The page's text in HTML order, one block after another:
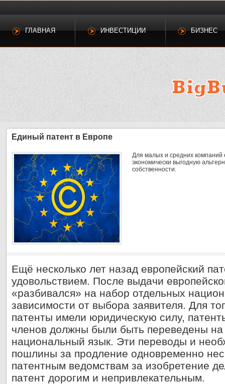
ГЛАВНАЯ ИНВЕСТИЦИИ БИЗНЕС
Единый патент в Европе
Для малых и средних компаний
экономически выгодную
собственности.
Ещё несколько лет назад европейский
удовольствием. После выдачи
«разбивался» на набор отдельных
зависимости от выбора заявителя. Для
патенты имели юридическую силу,
членов должны были быть переведены
национальный язык. Эти переводы и
пошлины за продление одновременно
патентным ведомствам за изобретение
патент дорогим и непривлекательным.